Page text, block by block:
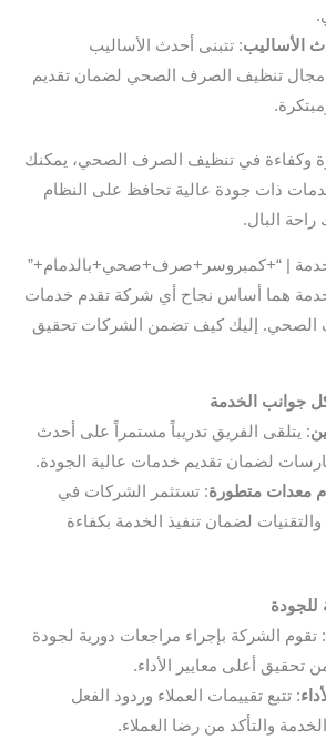
الأساليب: تتبنى أحدث الأساليب
مجال تنظيف الصرف الصحي لضمان تقديم
وكفاءة في تنظيف الصرف الصحي، يمكنك
ذات جودة عالية تحافظ على النظام
البال.
الخدمة | “+كمبروسر+صرف+صحي+بالدمام+”
هما أساس نجاح أي شركة تقدم خدمات
الصحي. إليك كيف تضمن الشركات تحقيق
جوانب الخدمة
: يتلقى الفريق تدريباً مستمراً على أحدث
لضمان تقديم خدمات عالية الجودة.
معدات متطورة: تستثمر الشركات في
لضمان تنفيذ الخدمة بكفاءة
للجودة
: تقوم الشركة بإجراء مراجعات دورية لجودة
تحقيق أعلى معايير الأداء.
: تتبع تقييمات العملاء وردود الفعل
والتأكد من رضا العملاء.